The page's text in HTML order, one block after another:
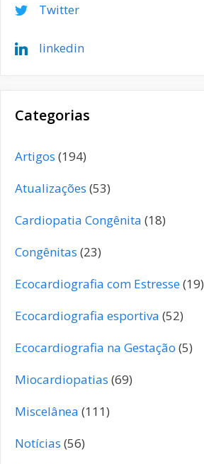
Twitter
linkedin
Categorias
Artigos (194)
Atualizações (53)
Cardiopatia Congênita (18)
Congênitas (23)
Ecocardiografia com Estresse(19)
Ecocardiografia esportiva (52)
Ecocardiografia na Gestação (5)
Miocardiopatias (69)
Miscelânea (111)
Notícias (56)